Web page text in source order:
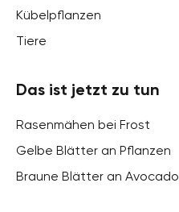
Kübelpflanzen
Tiere
Das ist jetzt zu tun
Rasenmähen bei Frost
Gelbe Blätter an Pflanzen
Braune Blätter an Avocado